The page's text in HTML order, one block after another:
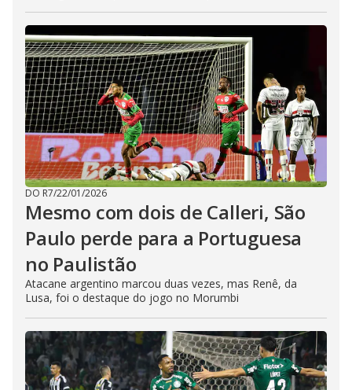
DO R7/22/01/2026
Mesmo com dois de Calleri, São
Paulo perde para a Portuguesa
no Paulistão
Atacane argentino marcou duas vezes, mas Renê, da
Lusa, foi o destaque do jogo no Morumbi